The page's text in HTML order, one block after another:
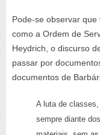
Pode-se observar que
como a Ordem de
Heydrich, o discurso
passar por
documentos de
A luta de
sempre diante